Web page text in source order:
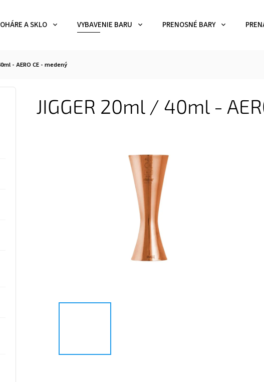
A SKLO VYBAVENIE BARU PRENOSNÉ BARY
- AERO CE - medený
JIGGER 20ml / 40ml -